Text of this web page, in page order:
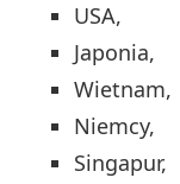
USA,
Japonia,
Wietnam,
Niemcy,
Singapur,